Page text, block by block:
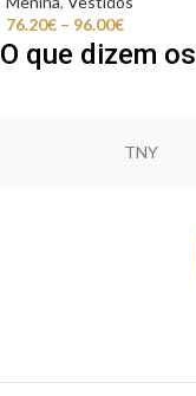
76.20€ – 96.00€
O que dizem
TNY